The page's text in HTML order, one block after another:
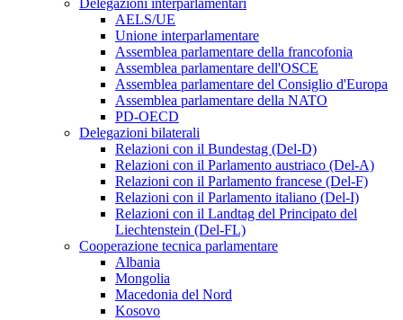
Delegazioni interparlamentari
AELS/UE
Unione interparlamentare
Assemblea parlamentare della francofonia
Assemblea parlamentare dell'OSCE
Assemblea parlamentare del Consiglio d'Europa
Assemblea parlamentare della NATO
PD-OECD
Delegazioni bilaterali
Relazioni con il Bundestag (Del-D)
Relazioni con il Parlamento austriaco (Del-A)
Relazioni con il Parlamento francese (Del-F)
Relazioni con il Parlamento italiano (Del-I)
Relazioni con il Landtag del Principato del
Liechtenstein (Del-FL)
Cooperazione tecnica parlamentare
Albania
Mongolia
Macedonia del Nord
Kosovo